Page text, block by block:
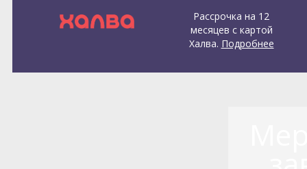
Рассрочка на 12
месяцев с картой
Халва. Подробнее